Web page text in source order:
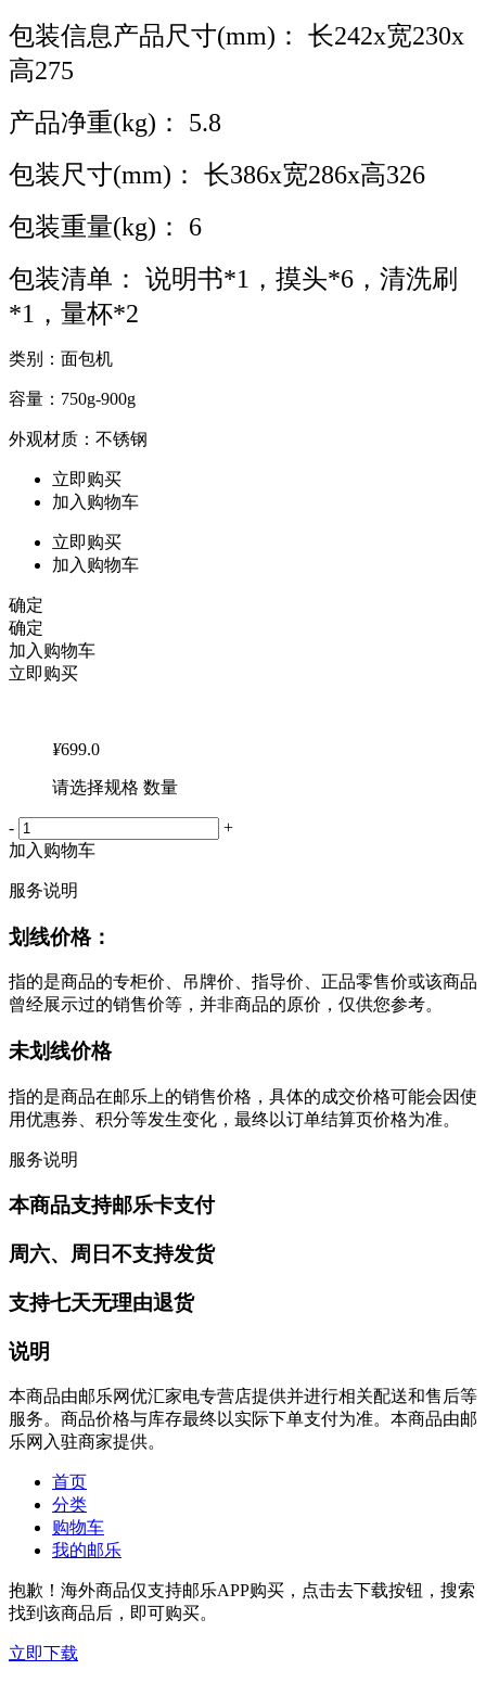
包装信息产品尺寸(mm)： 长242x宽230x
高275
产品净重(kg)： 5.8
包装尺寸(mm)： 长386x宽286x高326
包装重量(kg)： 6
包装清单： 说明书*1，摸头*6，清洗刷
*1，量杯*2
类别：面包机
容量：750g-900g
外观材质：不锈钢
立即购买
加入购物车
立即购买
加入购物车
确定
确定
加入购物车
立即购买
¥699.0
请选择规格 数量
-
+
加入购物车
服务说明
划线价格：
指的是商品的专柜价、吊牌价、指导价、正品零售价或该商品
曾经展示过的销售价等，并非商品的原价，仅供您参考。
未划线价格
指的是商品在邮乐上的销售价格，具体的成交价格可能会因使
用优惠券、积分等发生变化，最终以订单结算页价格为准。
服务说明
本商品支持邮乐卡支付
周六、周日不支持发货
支持七天无理由退货
说明
本商品由邮乐网优汇家电专营店提供并进行相关配送和售后等
服务。商品价格与库存最终以实际下单支付为准。本商品由邮
乐网入驻商家提供。
首页
分类
购物车
我的邮乐
抱歉！海外商品仅支持邮乐APP购买，点击去下载按钮，搜索
找到该商品后，即可购买。
立即下载